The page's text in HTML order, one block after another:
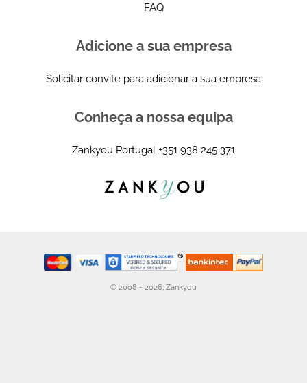
FAQ
Adicione a sua empresa
Solicitar convite para adicionar a sua empresa
Conheça a nossa equipa
Zankyou Portugal +351 938 245 371
© 2008 - 2026, Zankyou